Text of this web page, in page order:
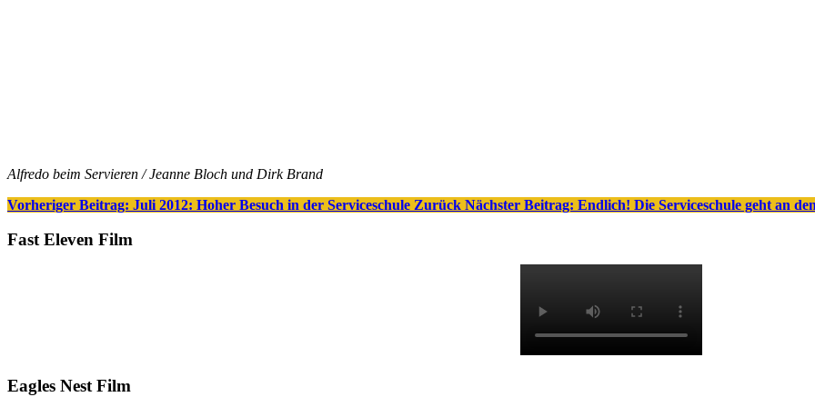
Alfredo beim Servieren / Jeanne Bloch und Dirk Brand
Vorheriger Beitrag: Juli 2012: Hoher Besuch in der Serviceschule Zurück Nächster Beitrag: Endlich! Die Serviceschule geht an
Fast Eleven Film
Eagles Nest Film